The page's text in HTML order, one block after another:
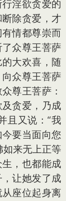
淫欲贪爱的
除贪爱，才
情都尊崇而
众尊王菩萨
大欢喜，随
众尊王菩萨
尊王菩萨：
及贪爱，乃成
且又说：“我
要当面向您
如来无上正等
，也都能成
让她发了成
座位起身离